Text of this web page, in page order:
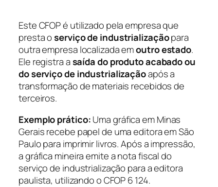
Este CFOP é utilizado pela empresa que
presta oserviço de industrializaçãopara
outra empresa localizada emoutro estado.
Ele registra asaída do produto acabado ou
do serviço de industrializaçãoapós a
transformação de materiais recebidos de
terceiros.
Exemplo prático:Uma gráfica em Minas
Gerais recebe papel de uma editora em São
Paulo para imprimir livros. Após a impressão,
a gráfica mineira emite a nota fiscal do
serviço de industrialização para a editora
paulista, utilizando o CFOP 6 124.